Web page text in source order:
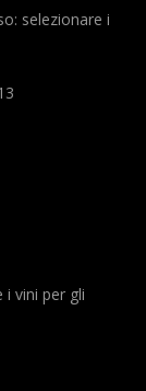
selezionare i
vini per gli